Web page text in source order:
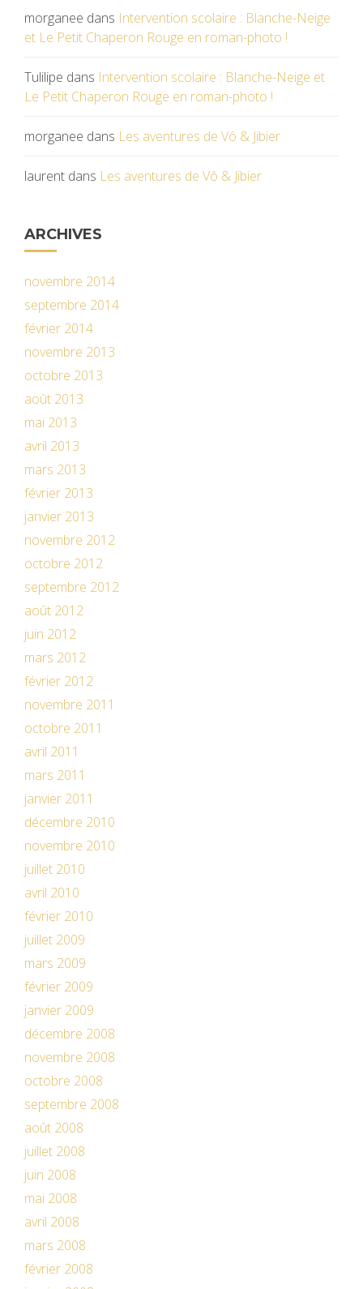
morganee dans Intervention scolaire : Blanche-Neige
et Le Petit Chaperon Rouge en roman-photo !
Tulilipe dans Intervention scolaire : Blanche-Neige et
Le Petit Chaperon Rouge en roman-photo !
morganee dans Les aventures de Vô & Jibier
laurent dans Les aventures de Vô & Jibier
ARCHIVES
novembre 2014
septembre 2014
février 2014
novembre 2013
octobre 2013
août 2013
mai 2013
avril 2013
mars 2013
février 2013
janvier 2013
novembre 2012
octobre 2012
septembre 2012
août 2012
juin 2012
mars 2012
février 2012
novembre 2011
octobre 2011
avril 2011
mars 2011
janvier 2011
décembre 2010
novembre 2010
juillet 2010
avril 2010
février 2010
juillet 2009
mars 2009
février 2009
janvier 2009
décembre 2008
novembre 2008
octobre 2008
septembre 2008
août 2008
juillet 2008
juin 2008
mai 2008
avril 2008
mars 2008
février 2008